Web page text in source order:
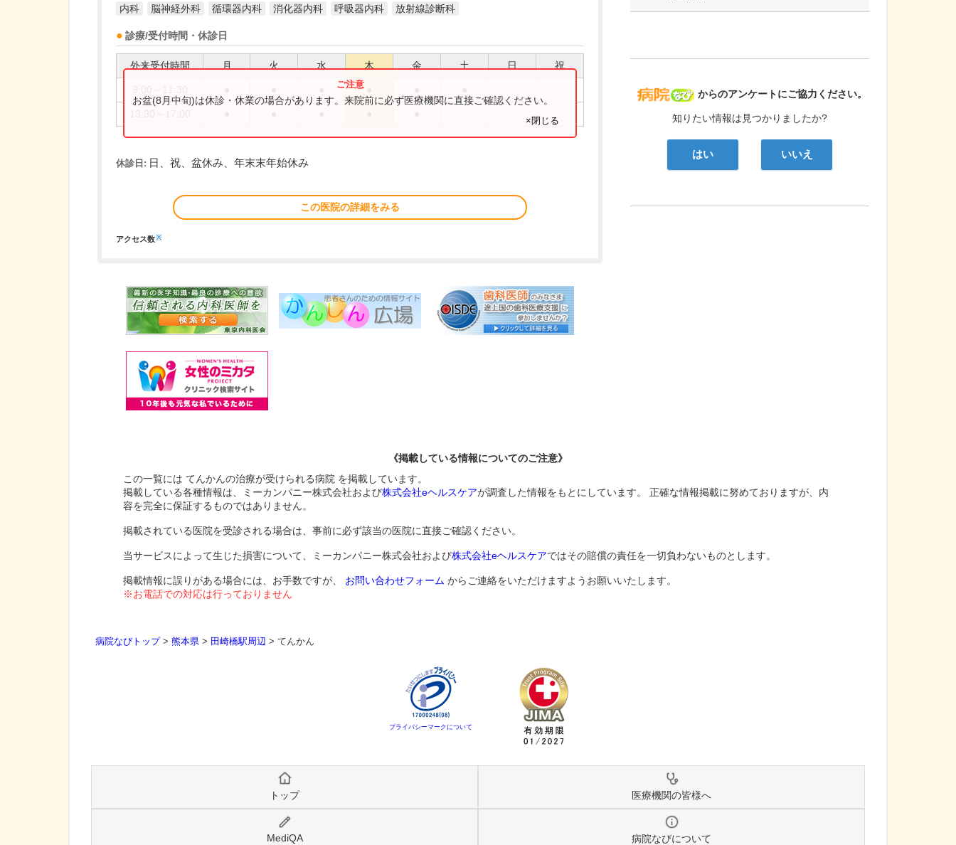
内科 脳神経外科 循環器内科 消化器内科 呼吸器内科 放射線診断科
診療/受付時間・休診日
外来受付時間 月 火 水 木 金 土 日 祝
お盆(8月中旬)は休診・休業の場合があります。来院前に必ず医療機関に直接ご確認ください。
×閉じる
休診日: 日、祝、盆休み、年末末年始休み
この医院の詳細をみる
アクセス数※
病院なび
からのアンケートにご協力ください。
知りたい情報は見つかりましたか?
はい いいえ
《掲載している情報についてのご注意》
この一覧には てんかんの治療が受けられる病院 を掲載しています。
掲載している各種情報は、ミーカンパニー株式会社および株式会社eヘルスケアが調査した情報をもとにしています。 正確な情報掲載に努めておりますが、内
容を完全に保証するものではありません。
掲載されている医院を受診される場合は、事前に必ず該当の医院に直接ご確認ください。
当サービスによって生じた損害について、ミーカンパニー株式会社および株式会社eヘルスケアではその賠償の責任を一切負わないものとします。
掲載情報に誤りがある場合には、お手数ですが、 お問い合わせフォーム からご連絡をいただけますようお願いいたします。
※お電話での対応は行っておりません
病院なびトップ> 熊本県 > 田崎橋駅周辺 > てんかん
プライバシーマークについて
トップ 医療機関の皆様へ
MediQA 病院なびについて